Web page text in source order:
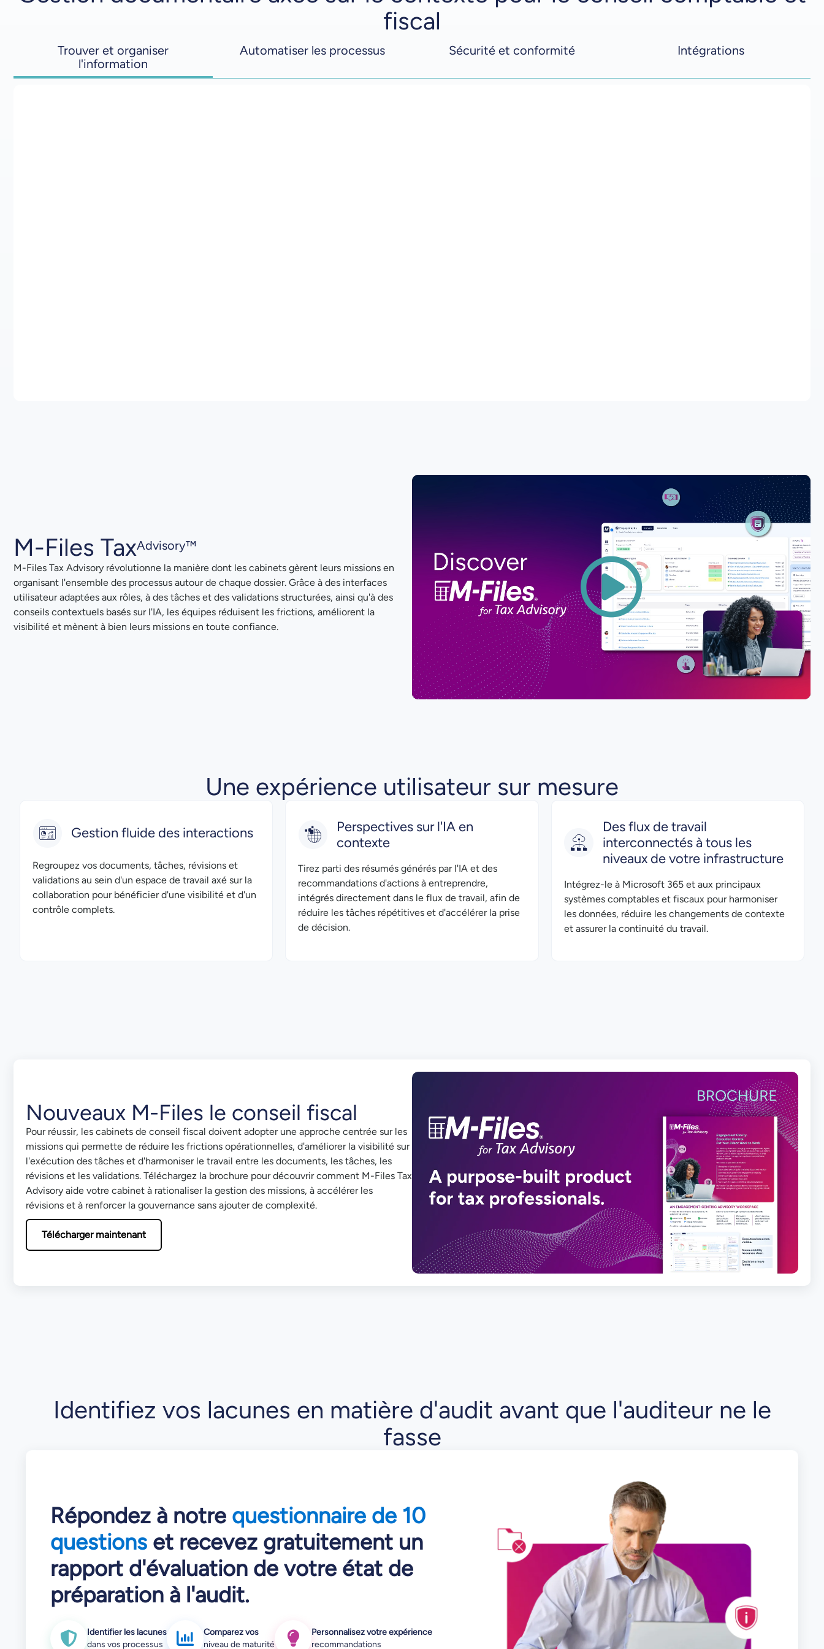
fiscal
Trouver et organiser
l'information
Automatiser les processus Sécurité et conformité Intégrations
M-Files TaxAdvisory™
M-Files Tax Advisory révolutionne la manière dont les cabinets gèrent leurs missions en
organisant l'ensemble des processus autour de chaque dossier. Grâce à des interfaces
utilisateur adaptées aux rôles, à des tâches et des validations structurées, ainsi qu'à des
conseils contextuels basés sur l'IA, les équipes réduisent les frictions, améliorent la
visibilité et mènent à bien leurs missions en toute confiance.
Une expérience utilisateur sur mesure
Gestion fluide des interactions
Regroupez vos documents, tâches, révisions et
validations au sein d'un espace de travail axé sur la
collaboration pour bénéficier d'une visibilité et d'un
contrôle complets.
Perspectives sur l'IA en
contexte
Tirez parti des résumés générés par l'IA et des
recommandations d'actions à entreprendre,
intégrés directement dans le flux de travail, afin de
réduire les tâches répétitives et d'accélérer la prise
de décision.
Des flux de travail
interconnectés à tous les
niveaux de votre infrastructure
Intégrez-le à Microsoft 365 et aux principaux
systèmes comptables et fiscaux pour harmoniser
les données, réduire les changements de contexte
et assurer la continuité du travail.
Nouveaux M-Files le conseil fiscal
Pour réussir, les cabinets de conseil fiscal doivent adopter une approche centrée sur les
missions qui permette de réduire les frictions opérationnelles, d'améliorer la visibilité sur
l'exécution des tâches et d'harmoniser le travail entre les documents, les tâches, les
révisions et les validations. Téléchargez la brochure pour découvrir comment M-Files Tax
Advisory aide votre cabinet à rationaliser la gestion des missions, à accélérer les
révisions et à renforcer la gouvernance sans ajouter de complexité.
Télécharger maintenant
Identifiez vos lacunes en matière d'audit avant que l'auditeur ne le
fasse
Répondez à notre questionnaire de 10
questions et recevez gratuitement un
rapport d'évaluation de votre état de
préparation à l'audit.
Identifier les lacunes
dans vos processus
Comparez vos
niveau de maturité
Personnalisez votre expérience
recommandations